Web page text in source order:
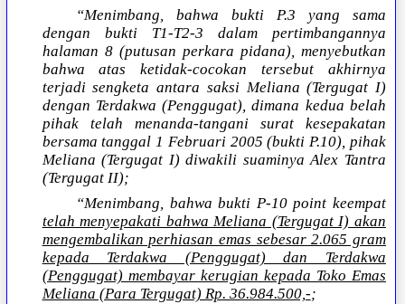
“Menimbang, bahwa bukti P.3 yang sama
dengan bukti T1-T2-3 dalam pertimbangannya
halaman 8 (putusan perkara pidana), menyebutkan
bahwa atas ketidak-cocokan tersebut akhirnya
terjadi sengketa antara saksi Meliana (Tergugat I)
dengan Terdakwa (Penggugat), dimana kedua belah
pihak telah menanda-tangani surat kesepakatan
bersama tanggal 1 Februari 2005 (bukti P.10), pihak
Meliana (Tergugat I) diwakili suaminya Alex Tantra
(Tergugat II);
“Menimbang, bahwa bukti P-10 point keempat
telah menyepakati bahwa Meliana (Tergugat I) akan
mengembalikan perhiasan emas sebesar 2.065 gram
kepada Terdakwa (Penggugat) dan Terdakwa
(Penggugat) membayar kerugian kepada Toko Emas
Meliana (Para Tergugat) Rp. 36.984.500,-;